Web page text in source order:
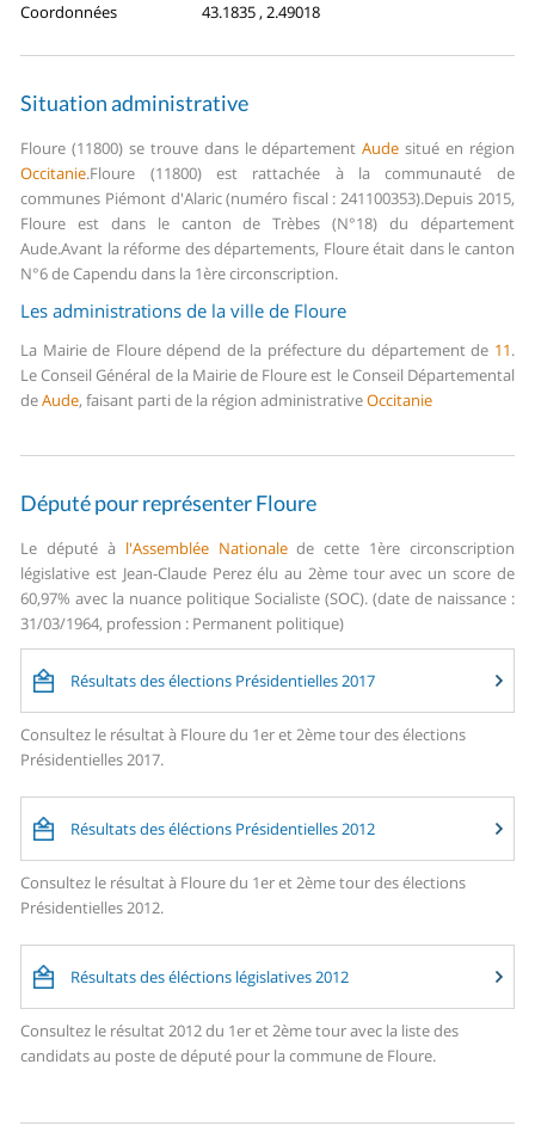
Coordonnées
43.1835 , 2.49018
Situation administrative
Floure (11800) se trouve dans le départementAude situé en région
Occitanie.Floure (11800) est rattachée à la communauté de
communes Piémont d'Alaric (numéro fiscal : 241100353).Depuis 2015,
Floure est dans le canton de Trèbes (N°18) du département
Aude.Avant la réforme des départements, Floure était dans le canton
N°6 de Capendu dans la 1ère circonscription.
Les administrations de la ville de Floure
La Mairie de Floure dépend de la préfecture du département de 11.
Le Conseil Général de la Mairie de Floure est le Conseil Départemental
deAude, faisant parti de la région administrativeOccitanie
Député pour représenter Floure
Le député à l'Assemblée Nationalede cette 1ère circonscription
législative est Jean-Claude Perez élu au 2ème tour avec un score de
60,97% avec la nuance politique Socialiste (SOC). (date de naissance :
31/03/1964, profession : Permanent politique)
Résultats des élections Présidentielles 2017
Consultez le résultat à Floure du 1er et 2ème tour des élections
Présidentielles 2017.
Résultats des éléctions Présidentielles 2012
Consultez le résultat à Floure du 1er et 2ème tour des élections
Présidentielles 2012.
Résultats des éléctions législatives 2012
Consultez le résultat 2012 du 1er et 2ème tour avec la liste des
candidats au poste de député pour la commune de Floure.